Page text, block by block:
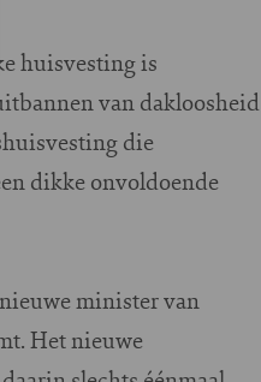
huisvesting is
van dakloosheid
die
dikke onvoldoende
minister van
Het nieuwe